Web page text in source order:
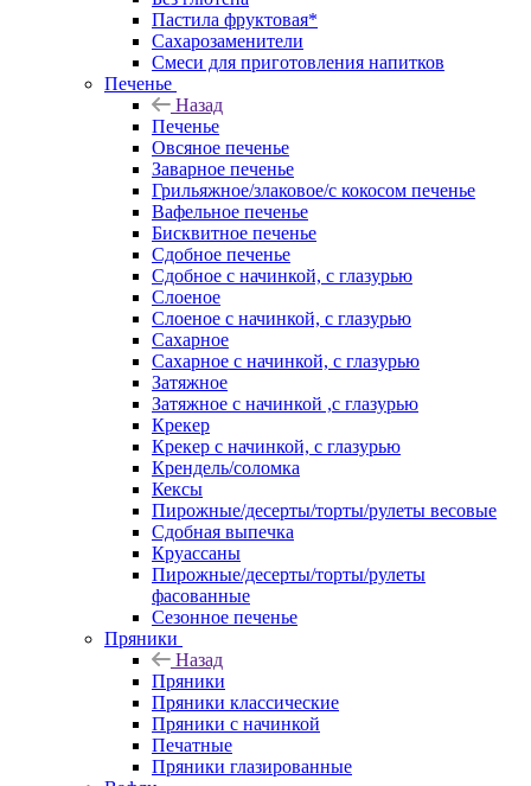
Пастила фруктовая*
Сахарозаменители
Смеси для приготовления напитков
Печенье
Назад
Печенье
Овсяное печенье
Заварное печенье
Грильяжное/злаковое/с кокосом печенье
Вафельное печенье
Бисквитное печенье
Сдобное печенье
Сдобное с начинкой, с глазурью
Слоеное
Слоеное с начинкой, с глазурью
Сахарное
Сахарное с начинкой, с глазурью
Затяжное
Затяжное с начинкой ,с глазурью
Крекер
Крекер с начинкой, с глазурью
Крендель/соломка
Кексы
Пирожные/десерты/торты/рулеты весовые
Сдобная выпечка
Круассаны
Пирожные/десерты/торты/рулеты
фасованные
Сезонное печенье
Пряники
Назад
Пряники
Пряники классические
Пряники с начинкой
Печатные
Пряники глазированные